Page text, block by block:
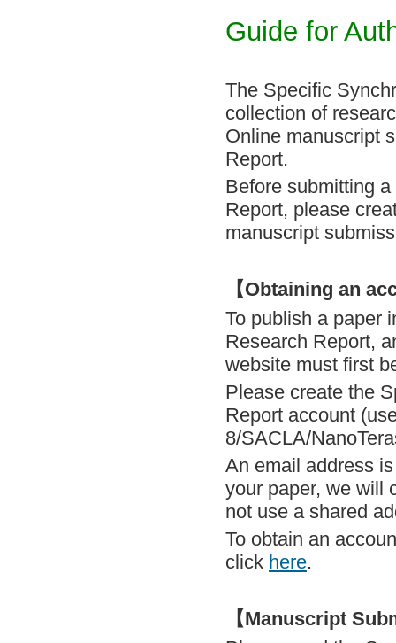
Guide for
The Specific
collection of
Online manuscript
Report.
Before submitting
Report, please
manuscript
【Obtaining an
To publish a paper
Research Report,
website must first
Please create the
Report account
8/SACLA/
An email address
your paper, we will
not use a shared
To obtain an
click here.
【Manuscript